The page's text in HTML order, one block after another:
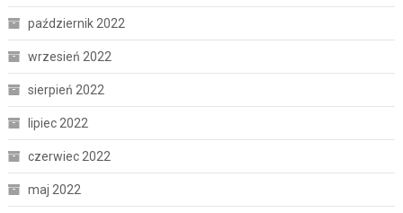
październik 2022
wrzesień 2022
sierpień 2022
lipiec 2022
czerwiec 2022
maj 2022